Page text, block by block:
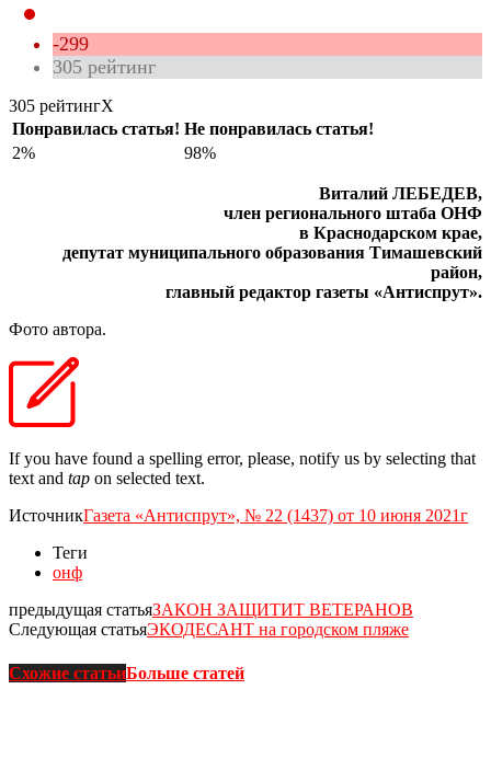
-299
305 рейтинг
305 рейтингX
Понравилась статья! Не понравилась статья!
2%
98%
Виталий ЛЕБЕДЕВ,
член регионального штаба ОНФ
в Краснодарском крае,
депутат муниципального образования Тимашевский
район,
главный редактор газеты «Антиспрут».
Фото автора.
If you have found a spelling error, please, notify us by selecting that
text and tap on selected text.
ИсточникГазета «Антиспрут», № 22 (1437) от 10 июня 2021г
Теги
онф
предыдущая статьяЗАКОН ЗАЩИТИТ ВЕТЕРАНОВ
Следующая статьяЭКОДЕСАНТ на городском пляже
Схожие статьиБольше статей